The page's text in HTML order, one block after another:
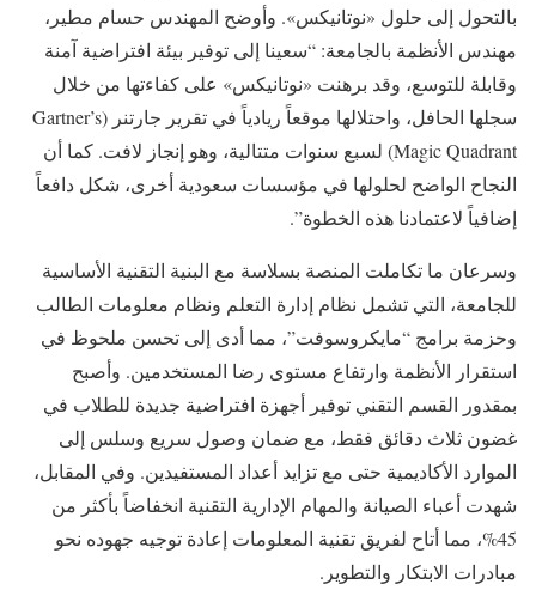
بالتحول إلى حلول «نوتانيكس». وأوضح المهندس حسام مطير،
مهندس الأنظمة بالجامعة: “سعينا إلى توفير بيئة افتراضية آمنة
وقابلة للتوسع، وقد برهنت «نوتانيكس» على كفاءتها من خلال
سجلها الحافل، واحتلالها موقعاً ريادياً في تقرير جارتنر (Gartner’s
Magic Quadrant) لسبع سنوات متتالية، وهو إنجاز لافت. كما أن
النجاح الواضح لحلولها في مؤسسات سعودية أخرى، شكل دافعاً
إضافياً لاعتمادنا هذه الخطوة”.
وسرعان ما تكاملت المنصة بسلاسة مع البنية التقنية الأساسية
للجامعة، التي تشمل نظام إدارة التعلم ونظام معلومات الطالب
وحزمة برامج “مايكروسوفت”، مما أدى إلى تحسن ملحوظ في
استقرار الأنظمة وارتفاع مستوى رضا المستخدمين. وأصبح
بمقدور القسم التقني توفير أجهزة افتراضية جديدة للطلاب في
غضون ثلاث دقائق فقط، مع ضمان وصول سريع وسلس إلى
الموارد الأكاديمية حتى مع تزايد أعداد المستفيدين. وفي المقابل،
شهدت أعباء الصيانة والمهام الإدارية التقنية انخفاضاً بأكثر من
45%، مما أتاح لفريق تقنية المعلومات إعادة توجيه جهوده نحو
مبادرات الابتكار والتطوير.